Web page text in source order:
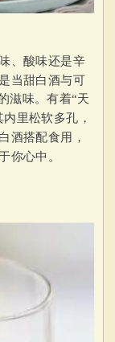
、酸味还是辛
当甜白酒与可
滋味。有着“天
里松软多孔，
酒搭配食用，
你心中。